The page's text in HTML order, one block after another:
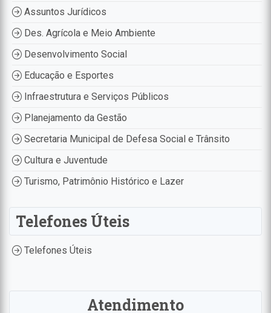
Assuntos Jurídicos
Des. Agrícola e Meio Ambiente
Desenvolvimento Social
Educação e Esportes
Infraestrutura e Serviços Públicos
Planejamento da Gestão
Secretaria Municipal de Defesa Social e Trânsito
Cultura e Juventude
Turismo, Patrimônio Histórico e Lazer
Telefones Úteis
Telefones Úteis
Atendimento